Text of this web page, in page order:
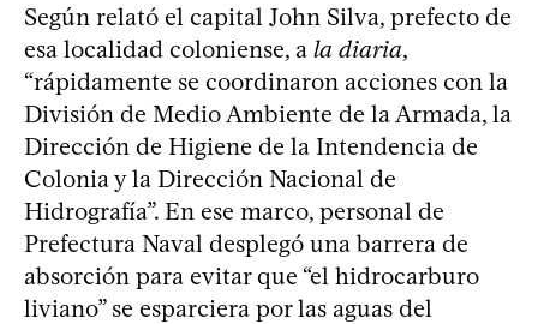
Según relató el capital John Silva, prefecto de
esa localidad coloniense, a la diaria,
“rápidamente se coordinaron acciones con la
División de Medio Ambiente de la Armada, la
Dirección de Higiene de la Intendencia de
Colonia y la Dirección Nacional de
Hidrografía”. En ese marco, personal de
Prefectura Naval desplegó una barrera de
absorción para evitar que “el hidrocarburo
liviano” se esparciera por las aguas del